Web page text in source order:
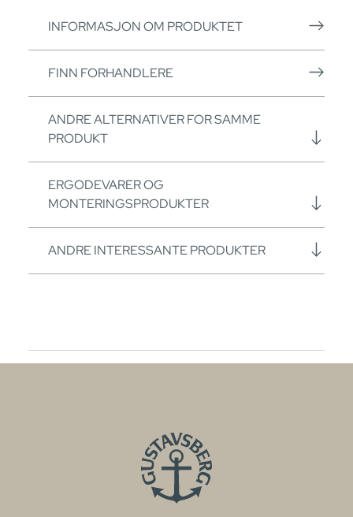
INFORMASJON OM PRODUKTET
FINN FORHANDLERE
ANDRE ALTERNATIVER FOR SAMME
PRODUKT
ERGODEVARER OG
MONTERINGSPRODUKTER
ANDRE INTERESSANTE PRODUKTER